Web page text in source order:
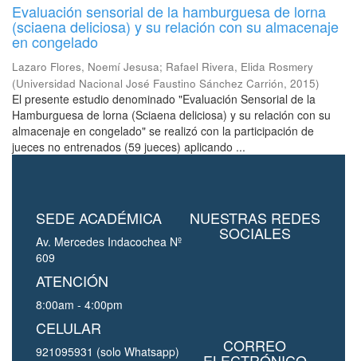
Evaluación sensorial de la hamburguesa de lorna
(sciaena deliciosa) y su relación con su almacenaje
en congelado
Lazaro Flores, Noemí Jesusa; Rafael Rivera, Elida Rosmery
(Universidad Nacional José Faustino Sánchez Carrión, 2015)
El presente estudio denominado "Evaluación Sensorial de la
Hamburguesa de lorna (Sciaena deliciosa) y su relación con su
almacenaje en congelado" se realizó con la participación de
jueces no entrenados (59 jueces) aplicando ...
SEDE ACADÉMICA
Av. Mercedes Indacochea Nº
609
ATENCIÓN
8:00am - 4:00pm
CELULAR
921095931 (solo Whatsapp)
NUESTRAS REDES
SOCIALES
CORREO